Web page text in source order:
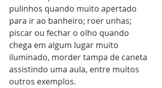
pulinhos quando muito apertado
para ir ao banheiro; roer unhas;
piscar ou fechar o olho quando
chega em algum lugar muito
iluminado, morder tampa de caneta
assistindo uma aula, entre muitos
outros exemplos.